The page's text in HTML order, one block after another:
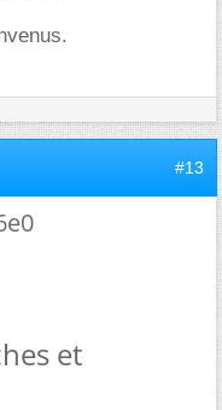
#13
et